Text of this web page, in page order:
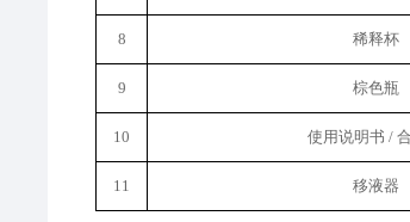
8 稀释杯
9 棕色瓶
10 使用说明书 /
11 移液器